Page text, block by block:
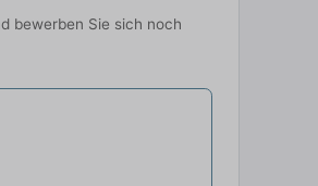
bewerben Sie sich noch